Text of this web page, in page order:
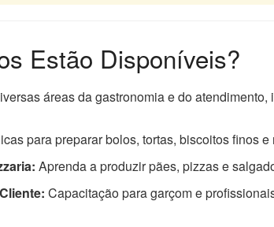
Estão Disponíveis?
áreas da gastronomia e do atendimento,
para preparar bolos, tortas, biscoitos finos e
Aprenda a produzir pães, pizzas e
Capacitação para garçom e